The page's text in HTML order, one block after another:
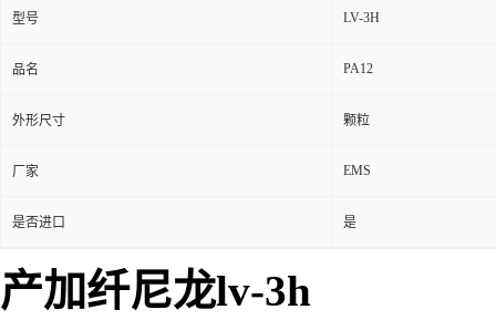
型号 LV-3H
品名 PA12
外形尺寸 颗粒
厂家 EMS
是否进口 是
产加纤尼龙lv-3h